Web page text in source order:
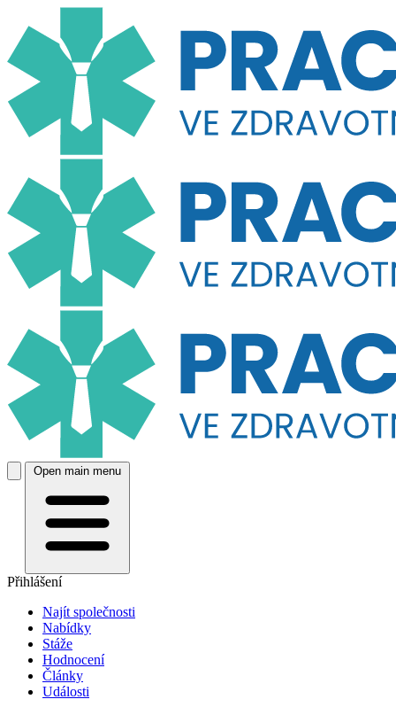
Open main menu
Přihlášení
Najít společnosti
Nabídky
Stáže
Hodnocení
Články
Události